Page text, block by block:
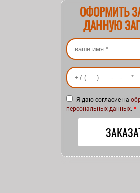
ОФОРМИТЬ
ДАННУЮ
Ваше имя
Ваш номер телефона
Я даю согласие на
персональных данных. *